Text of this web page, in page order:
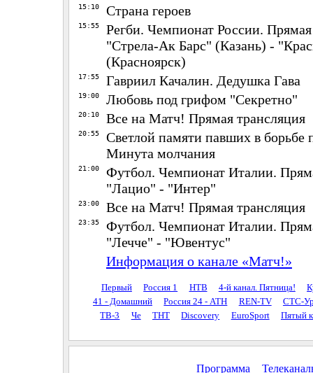
15:10 Страна героев
15:55
Регби. Чемпионат России.
"Стрела-Ак Барс" (Казань) -
(Красноярск)
17:55 Гавриил Качалин. Дедушка Гава
19:00 Любовь под грифом "Секретно"
20:10 Все на Матч! Прямая трансляция
20:55
Светлой памяти павших в борьбе
Минута молчания
21:00
Футбол. Чемпионат Италии.
"Лацио" - "Интер"
23:00 Все на Матч! Прямая трансляция
23:35
Футбол. Чемпионат Италии.
"Лечче" - "Ювентус"
Информация о канале «Матч!»
Первый Россия 1 НТВ 4-й канал. Пятница!
41 - Домашний
Россия 24 - АТН REN-TV
СТС-
ТВ-3
Че ТНТ Discovery EuroSport Пятый
Программа